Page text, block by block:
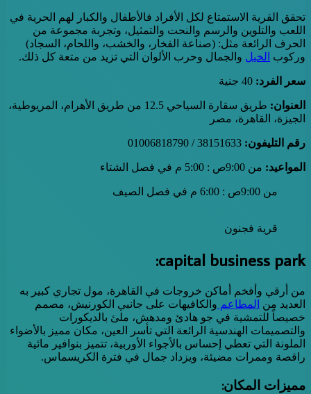
تحقق القرية الاستمتاع لكل الأفراد فالأطفال والكبار لهم الحرية في
اللعب والتلوين والرسم والنحت والتمثيل، وتجربة مجموعة من
الحرف الرائعة مثل: (صناعة الفخار، والخشب، واللحام، السجاد)
وركوب الخيل والجمال وحرب الألوان التي تزيد من متعة كل ذلك.
سعر الفرد: 40 جنية
العنوان:
طريق سقارة السياحي 12.5 من طريق الأهرام، المريوطية،
الجيزة، القاهرة، مصر
رقم التليفون:
المواعيد: من 9:00ص : 5:00 م في فصل الشتاء
من 9:00ص : 6:00 م في فصل الصيف
قرية فجنون
capital business park:
من أرقي وأفخم أماكن خروجات في القاهرة، مول تجاري كبير به
العديد من المطاعم والكافيهات على جانبي الكورنيش، مصمم
خصيصاً للتمشية في جو هادئ ومدهش، ملئ بالديكورات
والتصميمات الهندسية الرائعة التي تأسر العين، مكان مميز بالأضواء
الملونة التي تعطي إحساس بالأجواء الأوربية، تتميز بنوافير مائية
راقصة وممرات مضيئة، ويزداد جمال في فترة الكريسماس.
مميزات المكان: